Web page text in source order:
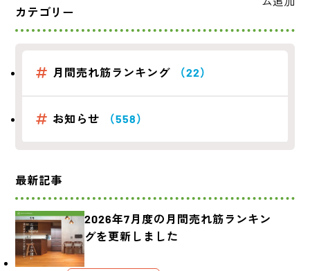
カテゴリー
月間売れ筋ランキング （22）
お知らせ （558）
最新記事
2026年7月度の月間売れ筋ランキン
グを更新しました